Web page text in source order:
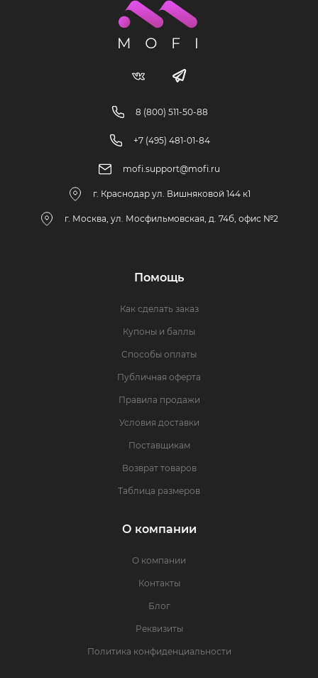
8 (800) 511-50-88
+7 (495) 481-01-84
mofi.support@mofi.ru
г. Краснодар ул. Вишняковой 144 к1
г. Москва, ул. Мосфильмовская, д. 74б, офис №2
Помощь
Как сделать заказ
Купоны и баллы
Способы оплаты
Публичная оферта
Правила продажи
Условия доставки
Поставщикам
Возврат товаров
Таблица размеров
О компании
О компании
Контакты
Блог
Реквизиты
Политика конфиденциальности